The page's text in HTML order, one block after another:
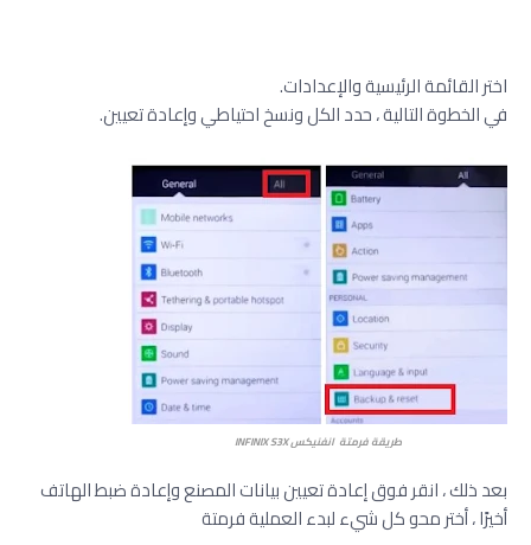
اختر القائمة الرئيسية والإعدادات.
في الخطوة التالية ، حدد الكل ونسخ احتياطي وإعادة تعيين.
ﻃﺮﻳﻘﺔ فرمتة انفنيكس INFINIX S3X
بعد ذلك ، انقر فوق إعادة تعيين بيانات المصنع وإعادة ضبط الهاتف
أخيرًا ، أختر محو كل شيء لبدء العملية فرمتة